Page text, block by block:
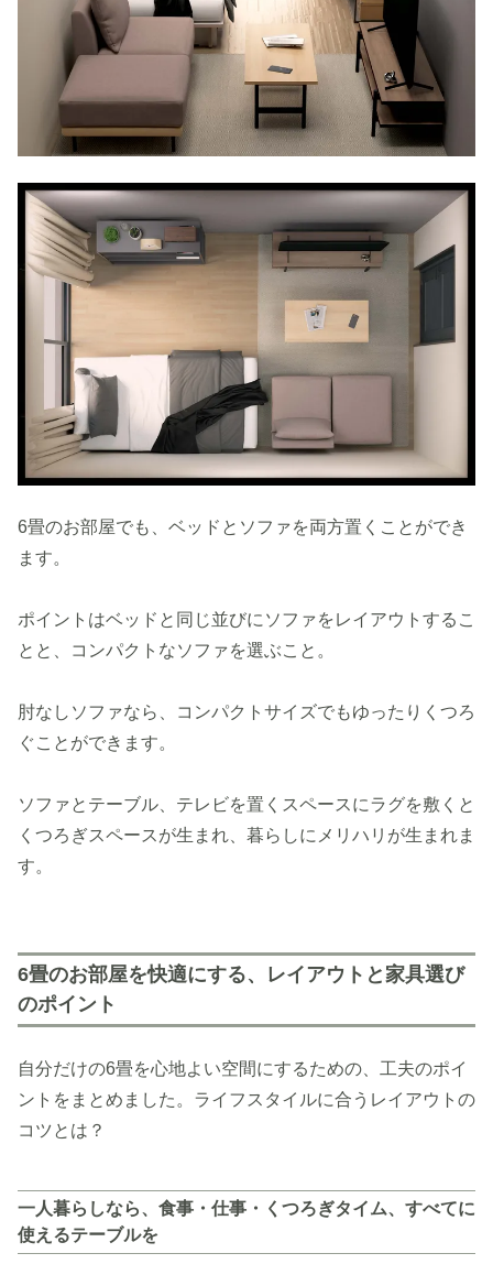
6畳のお部屋でも、ベッドとソファを両方置くことができ
ます。
ポイントはベッドと同じ並びにソファをレイアウトするこ
とと、コンパクトなソファを選ぶこと。
肘なしソファなら、コンパクトサイズでもゆったりくつろ
ぐことができます。
ソファとテーブル、テレビを置くスペースにラグを敷くと
くつろぎスペースが生まれ、暮らしにメリハリが生まれま
す。
6畳のお部屋を快適にする、レイアウトと家具選び
のポイント
自分だけの6畳を心地よい空間にするための、工夫のポイ
ントをまとめました。ライフスタイルに合うレイアウトの
コツとは？
一人暮らしなら、食事・仕事・くつろぎタイム、すべてに
使えるテーブルを